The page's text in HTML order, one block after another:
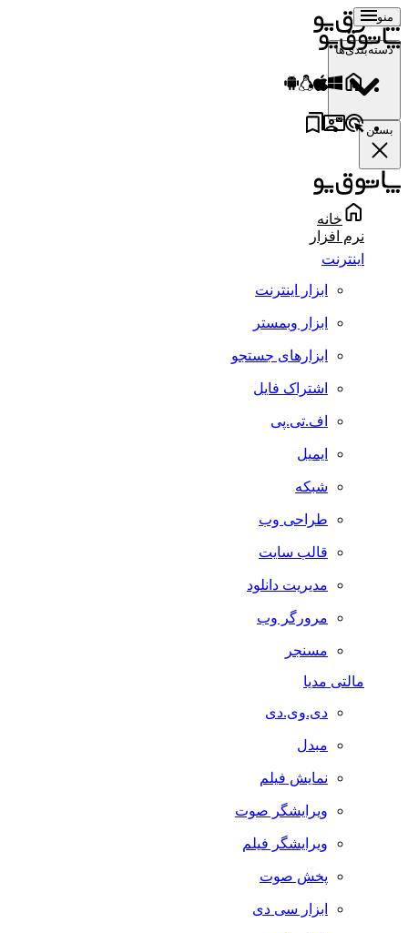
منو
دسته‌بندی‌ها
بستن
خانه
نرم افزار
اینترنت
ابزار اینترنت
ابزار وبمستر
ابزارهای جستجو
اشتراک فایل
اف.تی.پی
ایمیل
شبکه
طراحی وب
قالب سایت
مدیریت دانلود
مرورگر وب
مسنجر
مالتی مدیا
دی.وی.دی
مبدل
نمایش فیلم
ویرایشگر صوت
ویرایشگر فیلم
پخش صوت
ابزار سی دی